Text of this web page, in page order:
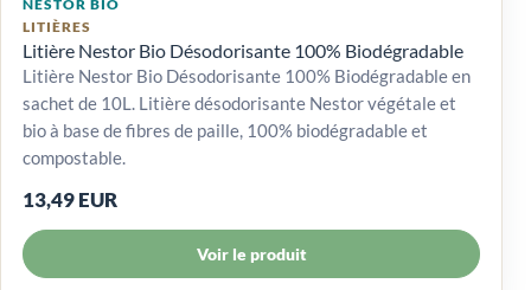
NESTOR BIO
LITIÈRES
Litière Nestor Bio Désodorisante 100% Biodégradable
Litière Nestor Bio Désodorisante 100% Biodégradable en
sachet de 10L. Litière désodorisante Nestor végétale et
bio à base de fibres de paille, 100% biodégradable et
compostable.
13,49 EUR
Voir le produit